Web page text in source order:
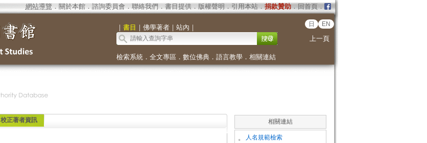
網站導覽 ． 關於本館． 諮詢委員會． 聯絡我們 ． 書目提供． 版權聲明 ． 引用本站． 捐款贊助．回首頁．
｜ 書目 ｜ 佛學著者｜ 站內 ｜ 日 EN
上一頁
檢索系統． 全文專區 ． 數位佛典． 語言教學． 相關連結
校正著者資訊 相關連結
。 人名規範檢索